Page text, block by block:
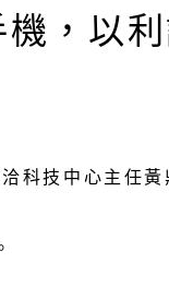
，以
科技中心主任